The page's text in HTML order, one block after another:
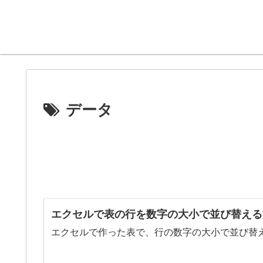
データ
エクセルで表の行を数字の大小で並び替え
エクセルで作った表で、行の数字の大小で並び替